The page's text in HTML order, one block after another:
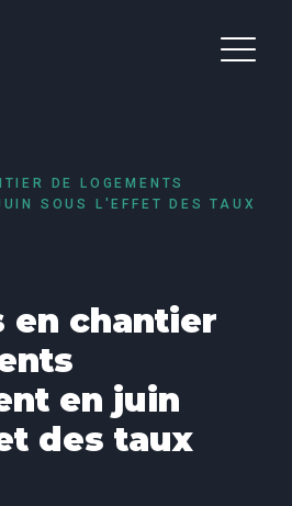
DE LOGEMENTS
SOUS L'EFFET DES TAUX
en chantier
en juin
des taux